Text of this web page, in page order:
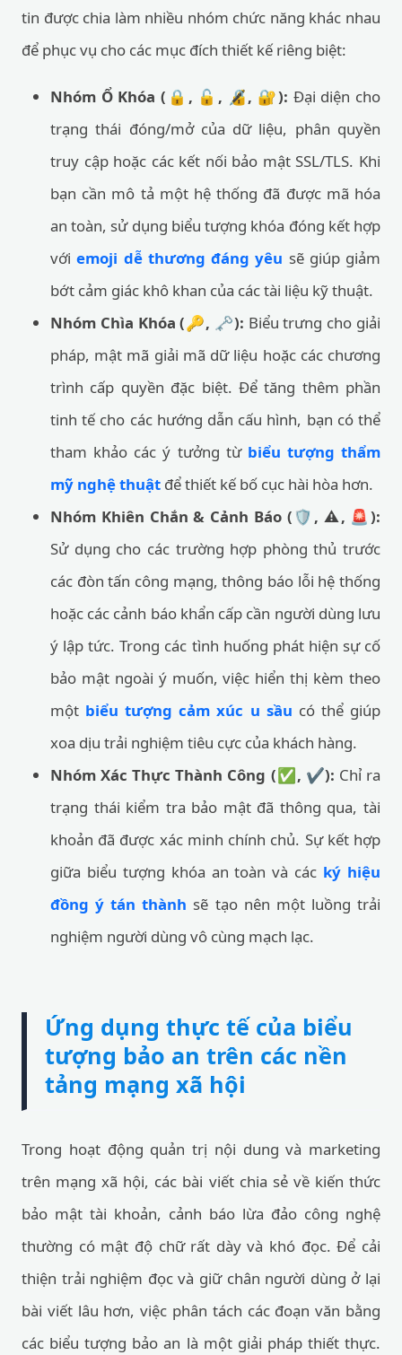
tin được chia làm nhiều nhóm chức năng khác nhau
để phục vụ cho các mục đích thiết kế riêng biệt:
Nhóm Ổ Khóa (🔒, 🔓, 🔏, 🔐): Đại diện cho
trạng thái đóng/mở của dữ liệu, phân quyền
truy cập hoặc các kết nối bảo mật SSL/TLS. Khi
bạn cần mô tả một hệ thống đã được mã hóa
an toàn, sử dụng biểu tượng khóa đóng kết hợp
vớiemoji dễ thương đáng yêu sẽ giúp giảm
bớt cảm giác khô khan của các tài liệu kỹ thuật.
Nhóm Chìa Khóa (🔑, 🗝️): Biểu trưng cho giải
pháp, mật mã giải mã dữ liệu hoặc các chương
trình cấp quyền đặc biệt. Để tăng thêm phần
tinh tế cho các hướng dẫn cấu hình, bạn có thể
tham khảo các ý tưởng từ biểu tượng thẩm
mỹ nghệ thuật để thiết kế bố cục hài hòa hơn.
Nhóm Khiên Chắn & Cảnh Báo (🛡️, ⚠️, 🚨):
Sử dụng cho các trường hợp phòng thủ trước
các đòn tấn công mạng, thông báo lỗi hệ thống
hoặc các cảnh báo khẩn cấp cần người dùng lưu
ý lập tức. Trong các tình huống phát hiện sự cố
bảo mật ngoài ý muốn, việc hiển thị kèm theo
một biểu tượng cảm xúc u sầu có thể giúp
xoa dịu trải nghiệm tiêu cực của khách hàng.
Nhóm Xác Thực Thành Công (✅, ✔️): Chỉ ra
trạng thái kiểm tra bảo mật đã thông qua, tài
khoản đã được xác minh chính chủ. Sự kết hợp
giữa biểu tượng khóa an toàn và các ký hiệu
đồng ý tán thành sẽ tạo nên một luồng trải
nghiệm người dùng vô cùng mạch lạc.
Ứng dụng thực tế của biểu
tượng bảo an trên các nền
tảng mạng xã hội
Trong hoạt động quản trị nội dung và marketing
trên mạng xã hội, các bài viết chia sẻ về kiến thức
bảo mật tài khoản, cảnh báo lừa đảo công nghệ
thường có mật độ chữ rất dày và khó đọc. Để cải
thiện trải nghiệm đọc và giữ chân người dùng ở lại
bài viết lâu hơn, việc phân tách các đoạn văn bằng
các biểu tượng bảo an là một giải pháp thiết thực.